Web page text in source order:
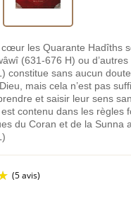
les Quarante Hadîths
(631-676 H) ou
constitue sans aucun
mais cela n’est pas
et saisir leur sens
est contenu dans les règles
du Coran et de la Sunna